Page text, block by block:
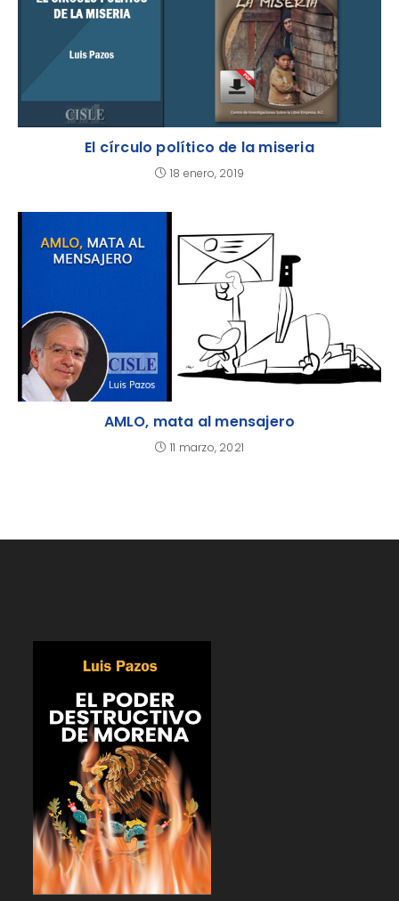
El círculo político de la miseria
18 enero, 2019
AMLO, mata al mensajero
11 marzo, 2021